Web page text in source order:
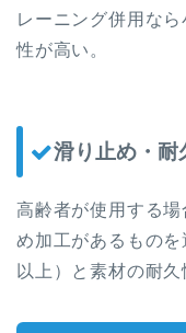
レーニング併用な
性が高い。
滑り止め・耐
高齢者が使用する
め加工があるもの
以上）と素材の耐